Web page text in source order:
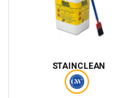
STAINCLEAN